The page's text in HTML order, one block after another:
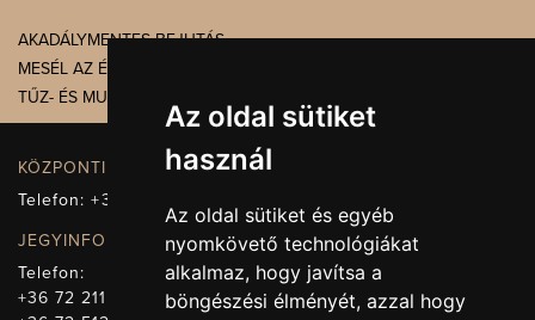
Az oldal sütiket
használ
Az oldal sütiket és egyéb
nyomkövető technológiákat
alkalmaz, hogy javítsa a
böngészési élményét, azzal hogy
AKADÁLYMENTES BEJUTÁS
MESÉL AZ ÉPÜLET
TŰZ- ÉS MUNKAVÉDELEM
KÖZPONTI ELÉRHETŐSÉG, TELEFONKÖZPONT
Telefon:+36 72 512-660
JEGYINFORMÁCIÓ
Telefon:
+36 72 211-965